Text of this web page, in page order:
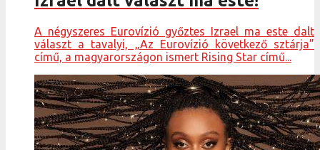
A négyszeres Eurovízió győztes Izrael ma este dalt
választ a tavalyi, „Az Eurovízió következő sztárja”
című, a magyarországon ismert Rising Star című...